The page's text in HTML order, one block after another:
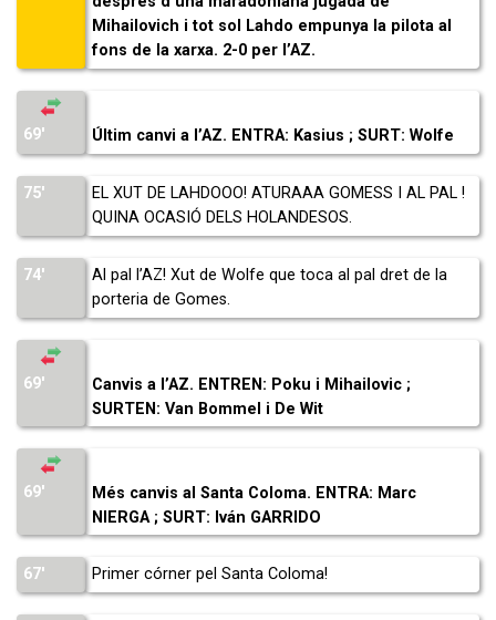
Mihailovich i tot sol Lahdo empunya la pilota al
fons de la xarxa. 2-0 per l’AZ.
69′ Últim canvi a l’AZ. ENTRA: Kasius ; SURT: Wolfe
75′
EL XUT DE LAHDOOO! ATURAAA GOMESS I AL PAL !
QUINA OCASIÓ DELS HOLANDESOS.
74′
Al pal l’AZ! Xut de Wolfe que toca al pal dret de la
porteria de Gomes.
69′
Canvis a l’AZ. ENTREN: Poku i Mihailovic ;
SURTEN: Van Bommel i De Wit
69′
Més canvis al Santa Coloma. ENTRA: Marc
NIERGA ; SURT: Iván GARRIDO
67′ Primer córner pel Santa Coloma!